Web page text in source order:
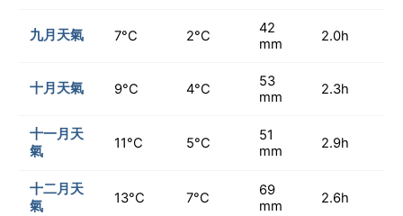
九月天氣 7°C 2°C
42
mm
2.0h
十月天氣 9°C 4°C
53
mm
2.3h
十一月天
氣
11°C 5°C
51
mm
2.9h
十二月天
氣
13°C 7°C
69
mm
2.6h